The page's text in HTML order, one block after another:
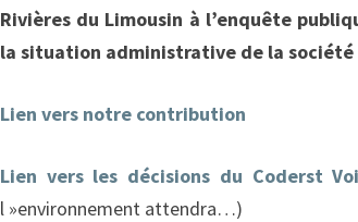
Rivières du Limousin à l’enquête
la situation administrative de la société
Lien vers notre contribution
Lien vers les décisions du Coderst
l »environnement attendra…)